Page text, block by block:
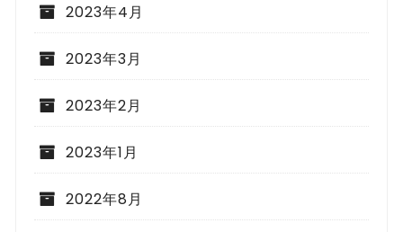
2023年4月
2023年3月
2023年2月
2023年1月
2022年8月